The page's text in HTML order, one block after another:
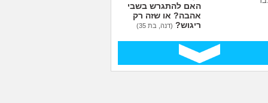
האם להתגרש בשביל
אהבה? או שזה רק
ריגוש? (דנה, בת 35)